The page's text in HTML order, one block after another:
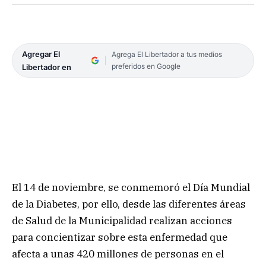
Agregar El
Libertador en
Agrega El Libertador a tus medios
preferidos en Google
El 14 de noviembre, se conmemoró el Día Mundial
de la Diabetes, por ello, desde las diferentes áreas
de Salud de la Municipalidad realizan acciones
para concientizar sobre esta enfermedad que
afecta a unas 420 millones de personas en el